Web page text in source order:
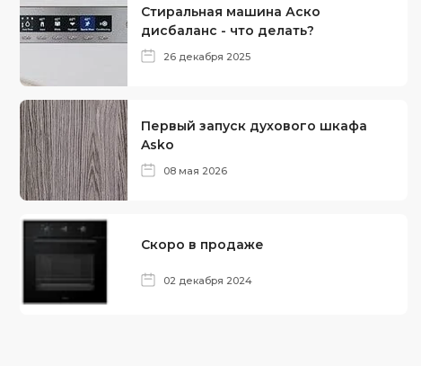
Стиральная машина Аско
дисбаланс - что делать?
26 декабря 2025
Первый запуск духового шкафа
Asko
08 мая 2026
Скоро в продаже
02 декабря 2024